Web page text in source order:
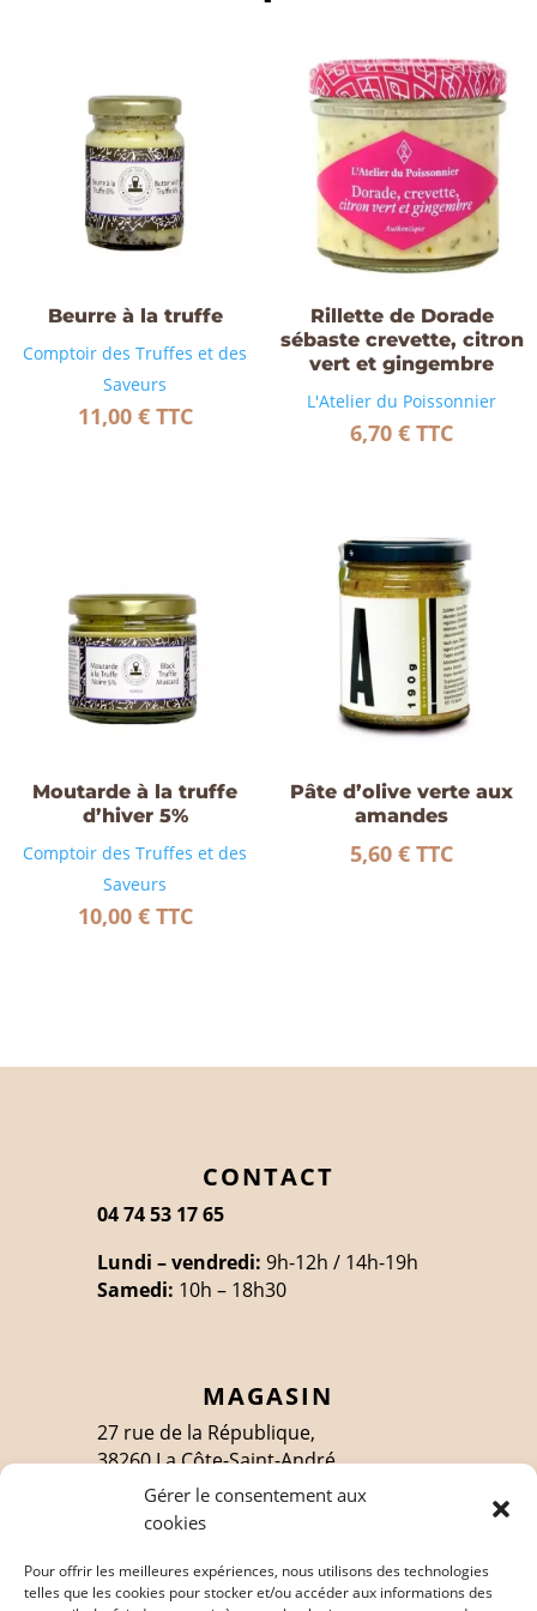
Gérer le consentement aux
cookies
Pour offrir les meilleures expériences, nous utilisons des technologies
telles que les cookies pour stocker et/ou accéder aux informations des
Beurre à la truffe
Comptoir des Truffes et des
Saveurs
11,00 € TTC
Rillette de Dorade
sébaste crevette, citron
vert et gingembre
L'Atelier du Poissonnier
6,70€ TTC
Moutarde à la truffe
d’hiver 5%
Comptoir des Truffes et des
Saveurs
10,00 € TTC
Pâte d’olive verte aux
amandes
5,60€ TTC
CONTACT
04 74 53 17 65
Lundi – vendredi: 9h-12h / 14h-19h
Samedi: 10h – 18h30
MAGASIN
27 rue de la République,
38260 La Côte-Saint-André
SUIVEZ-MOI